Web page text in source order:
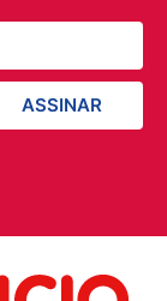
ASSINAR